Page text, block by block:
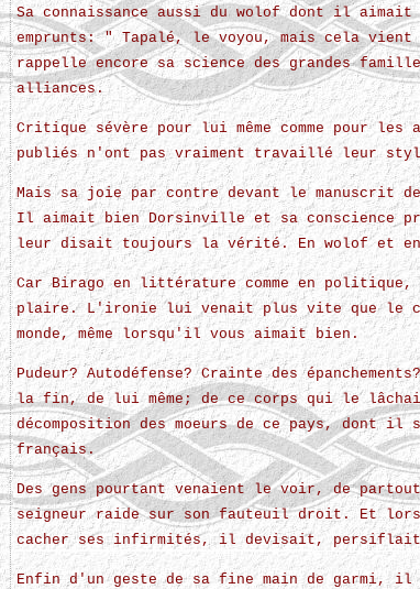
Sa connaissance aussi du wolof dont il
emprunts: " Tapalé, le voyou, mais cela
rappelle encore sa science des grandes
alliances.
Critique sévère pour lui même comme pour
publiés n'ont pas vraiment travaillé leur
Mais sa joie par contre devant le manuscrit
Il aimait bien Dorsinville et sa conscience
leur disait toujours la vérité. En wolof et
Car Birago en littérature comme en
plaire. L'ironie lui venait plus vite que le
monde, même lorsqu'il vous aimait bien.
Pudeur? Autodéfense? Crainte des
la fin, de lui même; de ce corps qui le
décomposition des moeurs de ce pays, dont
français.
Des gens pourtant venaient le voir, de
seigneur raide sur son fauteuil droit. Et
cacher ses infirmités, il devisait,
Enfin d'un geste de sa fine main de